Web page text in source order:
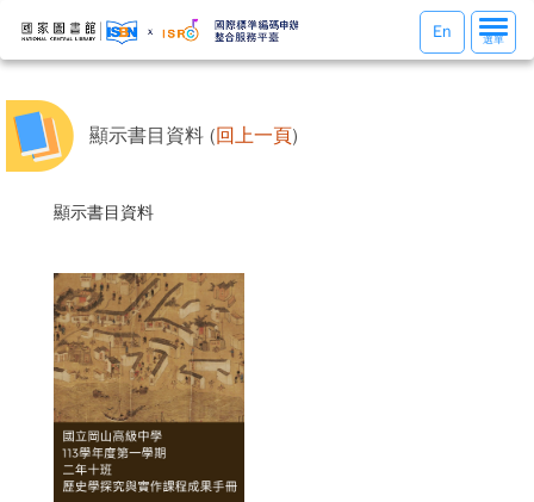
選
單
選單
En
顯示書目資料 (回上一頁)
顯示書目資料